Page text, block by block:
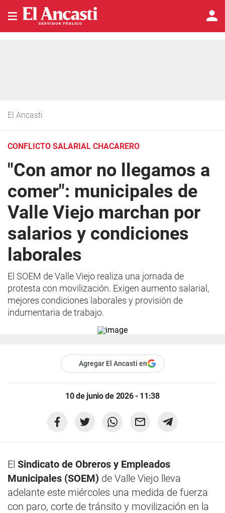
El Ancasti
CONFLICTO SALARIAL CHACARERO
"Con amor no llegamos a
comer": municipales de
Valle Viejo marchan por
salarios y condiciones
laborales
El SOEM de Valle Viejo realiza una jornada de
protesta con movilización. Exigen aumento salarial,
mejores condiciones laborales y provisión de
indumentaria de trabajo.
Agregar El Ancasti en
10 de junio de 2026 - 11:38
El Sindicato de Obreros y Empleados
Municipales (SOEM) de Valle Viejo lleva
adelante este miércoles una medida de fuerza
con paro, corte de tránsito y movilización en la